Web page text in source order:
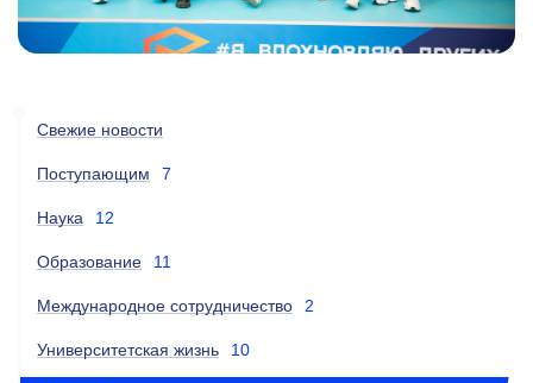
Свежие новости
Поступающим 7
Наука 12
Образование 11
Международное сотрудничество 2
Университетская жизнь 10